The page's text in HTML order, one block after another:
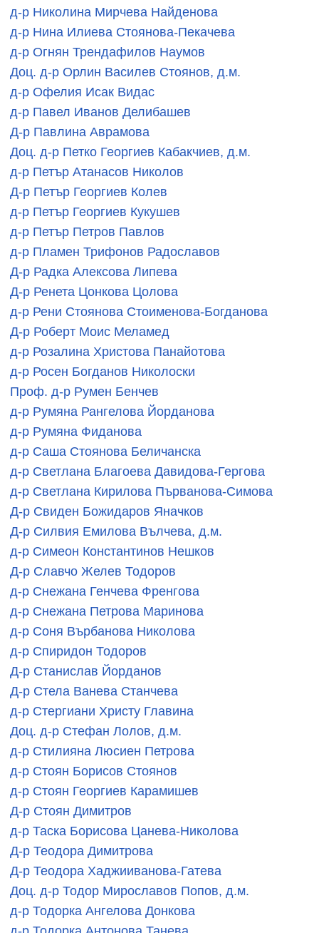
д-р Николина Мирчева Найденова
д-р Нина Илиева Стоянова-Пекачева
д-р Огнян Трендафилов Наумов
Доц. д-р Орлин Василев Стоянов, д.м.
д-р Офелия Исак Видас
д-р Павел Иванов Делибашев
Д-р Павлина Аврамова
Доц. д-р Петко Георгиев Кабакчиев, д.м.
д-р Петър Атанасов Николов
Д-р Петър Георгиев Колев
д-р Петър Георгиев Кукушев
д-р Петър Петров Павлов
д-р Пламен Трифонов Радославов
Д-р Радка Алексова Липева
Д-р Ренета Цонкова Цолова
д-р Рени Стоянова Стоименова-Богданова
Д-р Роберт Моис Меламед
д-р Розалина Христова Панайотова
д-р Росен Богданов Николоски
Проф. д-р Румен Бенчев
д-р Румяна Рангелова Йорданова
д-р Румяна Фиданова
д-р Саша Стоянова Беличанска
д-р Светлана Благоева Давидова-Гергова
д-р Светлана Кирилова Първанова-Симова
Д-р Свиден Божидаров Яначков
Д-р Силвия Емилова Вълчева, д.м.
д-р Симеон Константинов Нешков
Д-р Славчо Желев Тодоров
д-р Снежана Генчева Френгова
д-р Снежана Петрова Маринова
д-р Соня Върбанова Николова
д-р Спиридон Тодоров
Д-р Станислав Йорданов
Д-р Стела Ванева Станчева
д-р Стергиани Христу Главина
Доц. д-р Стефан Лолов, д.м.
д-р Стилияна Люсиен Петрова
д-р Стоян Борисов Стоянов
д-р Стоян Георгиев Карамишев
Д-р Стоян Димитров
д-р Таска Борисова Цанева-Николова
Д-р Теодора Димитрова
Д-р Теодора Хаджииванова-Гатева
Доц. д-р Тодор Мирославов Попов, д.м.
д-р Тодорка Ангелова Донкова